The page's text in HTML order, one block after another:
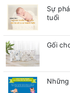
Sự
tuổi
Gối